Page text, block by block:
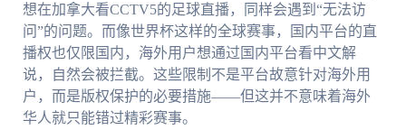
想在加拿大看CCTV5的足球直播，同样会遇到“无法访
问”的问题。而像世界杯这样的全球赛事，国内平台的直
播权也仅限国内，海外用户想通过国内平台看中文解
说，自然会被拦截。这些限制不是平台故意针对海外用
户，而是版权保护的必要措施——但这并不意味着海外
华人就只能错过精彩赛事。